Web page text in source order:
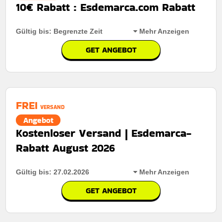
Kumulierbar: Kombinierbar mit anderen Werbeaktionen
Bedingungen:Weitere Informationen finden Sie in den
Nutzungsbedingungen auf der Website des Händlers.
10€ Rabatt : Esdemarca.com Rabatt
Gültig bis: Begrenzte Zeit Mehr Anzeigen
GET ANGEBOT
Mindestkaufbetrag:Keine Mindestausgaben
Berechtigung:
Art des Angebots:
Kumulierbar:Kombiniert mit anderen Werbeaktionen
FREI VERSAND
Angebot
Kostenloser Versand | Esdemarca-
Rabatt August 2026
Gültig bis: 27.02.2026 Mehr Anzeigen
GET ANGEBOT